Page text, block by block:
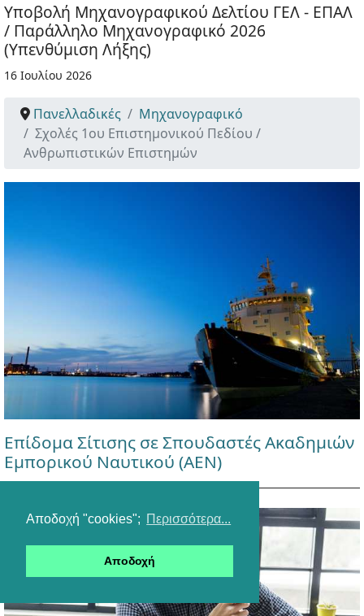
Αποδοχή "cookies"; Περισσότερα...
Αποδοχή
Υποβολή Μηχανογραφικού Δελτίου ΓΕΛ - ΕΠΑΛ
/ Παράλληλο Μηχανογραφικό 2026
(Υπενθύμιση Λήξης)
16 Ιουλίου 2026
Πανελλαδικές
Μηχανογραφικό
Σχολές 1ου Επιστημονικού Πεδίου /
Ανθρωπιστικών Επιστημών
Επίδομα Σίτισης σε Σπουδαστές Ακαδημιών
Εμπορικού Ναυτικού (ΑΕΝ)